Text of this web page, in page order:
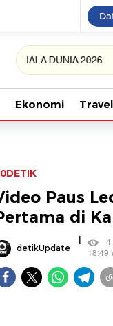
DUNIA 2026
Ekonomi Travel
Paus
di
detikUpdate |
18:49